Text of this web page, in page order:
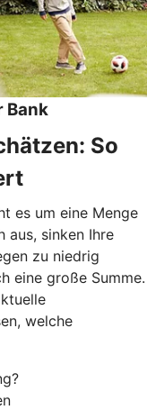
Bank
So
es um eine Menge
aus, sinken Ihre
zu niedrig
eine große Summe.
welche